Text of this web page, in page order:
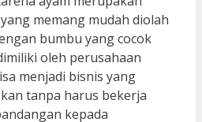
memang mudah diolah
bumbu yang cocok
oleh perusahaan
menjadi bisnis yang
tanpa harus bekerja
kepada